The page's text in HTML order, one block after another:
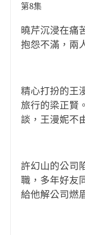
第8集
曉芹沉浸在痛
抱怨不滿，兩
精心打扮的王
旅行的梁正賢
談，王漫妮不
許幻山的公司
職，多年好友
給他解公司燃